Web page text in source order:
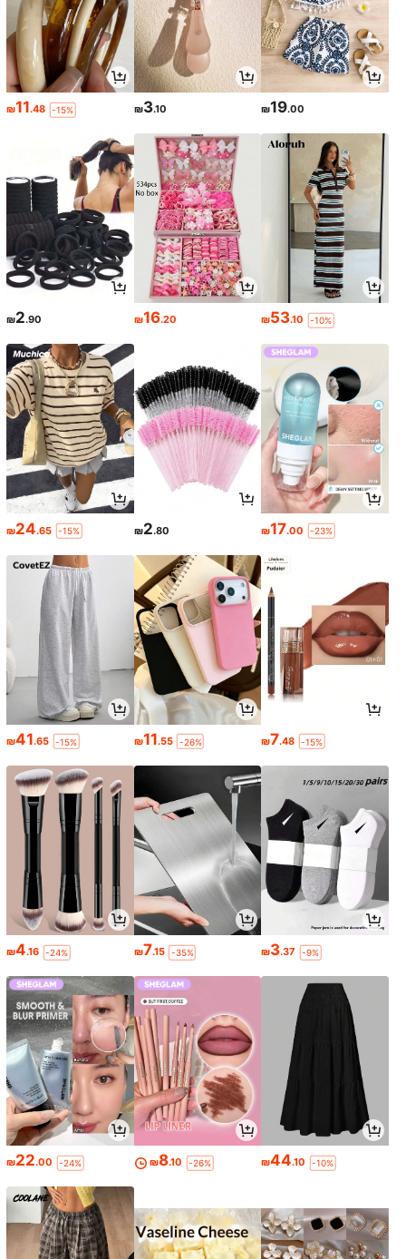
₪11.48 -15% ₪3.10 ₪19.00
₪2.90 ₪16.20 ₪53.10 -10%
₪24.65 -15% ₪2.80 ₪17.00 -23%
₪41.65 -15% ₪11.55 -26% ₪7.48 -15%
₪4.16 -24% ₪7.15 -35% ₪3.37 -9%
₪22.00 -24% ₪8.10 -26% ₪44.10 -10%